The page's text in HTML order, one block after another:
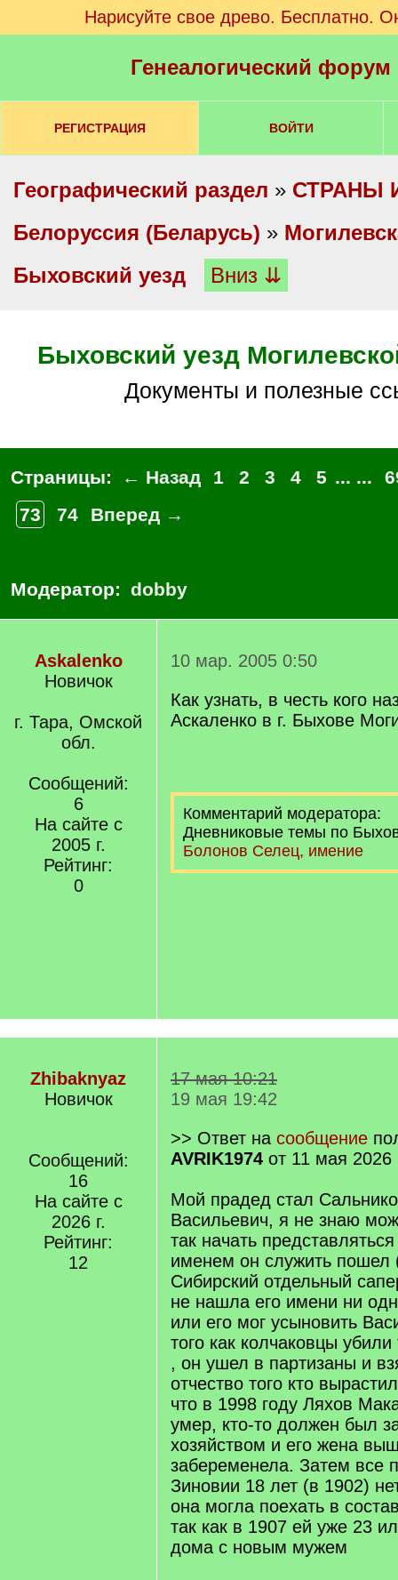
Нарисуйте свое древо. Бесплатно.
Генеалогический
РЕГИСТРАЦИЯ ВОЙТИ
Географический раздел » СТРАНЫ
Белоруссия (Беларусь) »
Быховский уезд
Вниз ⇊
Быховский уезд
Документы и полезные
Страницы: ← Назад 1 2 3 4 5 ... ...
73
74 Вперед →
Модератор: dobby
Askalenko
Новичок
г. Тара, Омской
обл.
Сообщений:
6
На сайте с
2005 г.
Рейтинг:
0
10 мар. 2005 0:50
Как узнать, в честь кого
Аскаленко в г. Быхове
Комментарий модератора:
Дневниковые темы по
Болонов Селец, имение
Zhibaknyaz
Новичок
Сообщений:
16
На сайте с
2026 г.
Рейтинг:
12
17 мая 10:21
19 мая 19:42
>> Ответ на сообщение
AVRIK1974 от 11 мая 2026
Мой прадед стал
Васильевич, я не знаю
так начать
именем он служить пошел
Сибирский отдельный
не нашла его имени ни
или его мог усыновить
того как колчаковцы убили
, он ушел в партизаны и
отчество того кто
что в 1998 году Ляхов
умер, кто-то должен был
хозяйством и его жена
забеременела. Затем все
Зиновии 18 лет (в 1902)
она могла поехать в
так как в 1907 ей уже 23
дома с новым мужем